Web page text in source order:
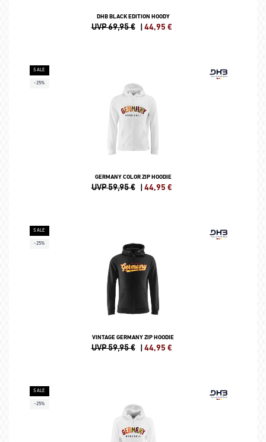
DHB BLACK EDITION HOODY
UVP 69,95 € | 44,95 €
SALE
-25%
GERMANY COLOR ZIP HOODIE
UVP 59,95 € | 44,95 €
SALE
-25%
VINTAGE GERMANY ZIP HOODIE
UVP 59,95 € | 44,95 €
SALE
-25%